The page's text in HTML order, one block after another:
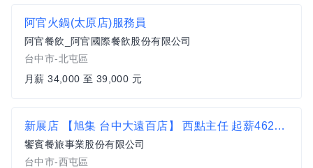
阿官火鍋(太原店)服務員
阿官餐飲_阿官國際餐飲股份有限公司
台中市-北屯區
月薪 34,000 至 39,000 元
新展店 【旭集 台中大遠百店】 西點主任 起薪46200元_資深人才熱情招募中
饗賓餐旅事業股份有限公司
台中市-西屯區